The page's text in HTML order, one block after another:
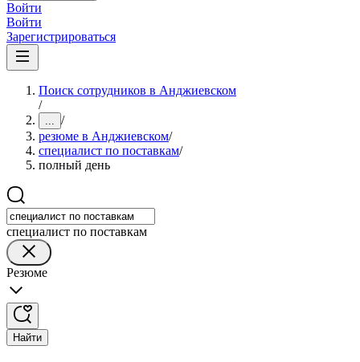
Войти
Войти
Зарегистрироваться
Поиск сотрудников в Анджиевском
/
... /
резюме в Анджиевском/
специалист по поставкам/
полный день
специалист по поставкам
Резюме
Найти